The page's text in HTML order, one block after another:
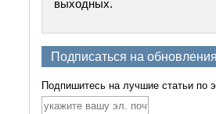
выходных.
Подписаться на обновления
Подпишитесь на лучшие статьи по